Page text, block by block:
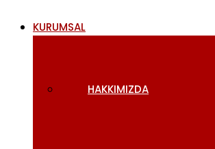
KURUMSAL
HAKKIMIZDA